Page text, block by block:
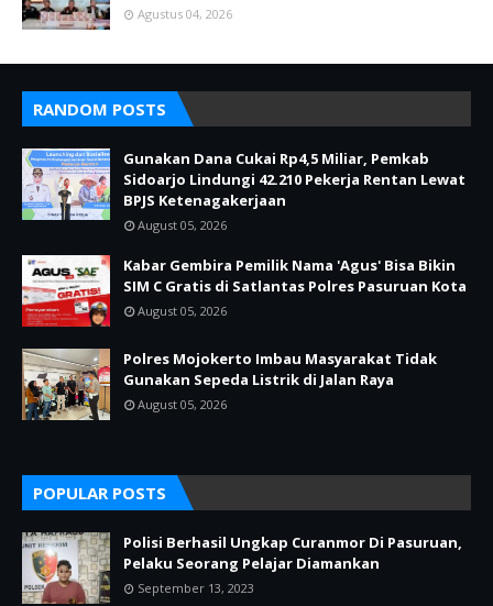
Agustus 04, 2026
RANDOM POSTS
Gunakan Dana Cukai Rp4,5 Miliar, Pemkab
Sidoarjo Lindungi 42.210 Pekerja Rentan Lewat
BPJS Ketenagakerjaan
August 05, 2026
Kabar Gembira Pemilik Nama 'Agus' Bisa Bikin
SIM C Gratis di Satlantas Polres Pasuruan Kota
August 05, 2026
Polres Mojokerto Imbau Masyarakat Tidak
Gunakan Sepeda Listrik di Jalan Raya
August 05, 2026
POPULAR POSTS
Polisi Berhasil Ungkap Curanmor Di Pasuruan,
Pelaku Seorang Pelajar Diamankan
September 13, 2023